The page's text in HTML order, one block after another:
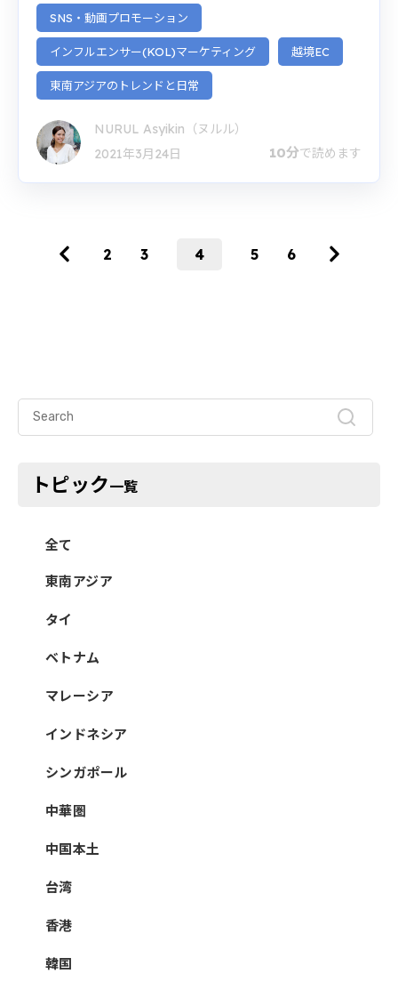
SNS・動画プロモーション
インフルエンサー(KOL)マーケティング 越境EC
東南アジアのトレンドと日常
NURUL Asyikin（ヌルル）
2021年3月24日
10分で読めます
2 3 4 5 6
トピック一覧
全て
東南アジア
ベトナム
タイ
インドネシア
マレーシア
中華圏
台湾
中国本土
シンガポール
香港
韓国